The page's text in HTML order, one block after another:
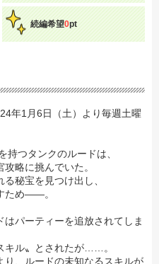
続編希望0pt
年1月6日（土）より毎週土曜
持つタンクのルードは、
略に挑んでいた。
秘宝を見つけ出し、
ため――。
パーティーを追放されてしま
キル〟とされたが……。
、ルードの未知なるスキルが